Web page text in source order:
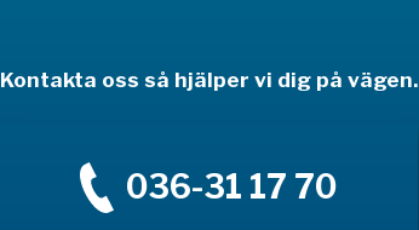
Kontakta oss så hjälper vi dig på vägen.
036-31 17 70